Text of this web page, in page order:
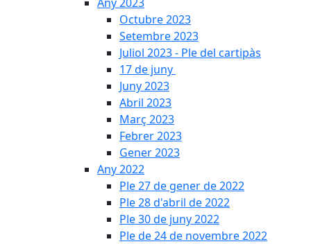
Octubre 2023
Setembre 2023
Juliol 2023 - Ple del cartipàs
17 de juny
Juny 2023
Abril 2023
Març 2023
Febrer 2023
Gener 2023
Any 2022
Ple 27 de gener de 2022
Ple 28 d'abril de 2022
Ple 30 de juny 2022
Ple de 24 de novembre 2022